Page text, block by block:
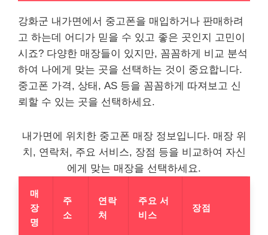
강화군 내가면에서 중고폰을 매입하거나 판매하려
고 하는데 어디가 믿을 수 있고 좋은 곳인지 고민이
시죠? 다양한 매장들이 있지만, 꼼꼼하게 비교 분석
하여 나에게 맞는 곳을 선택하는 것이 중요합니다.
중고폰 가격, 상태, AS 등을 꼼꼼하게 따져보고 신
뢰할 수 있는 곳을 선택하세요.
내가면에 위치한 중고폰 매장 정보입니다. 매장 위
치, 연락처, 주요 서비스, 장점 등을 비교하여 자신
에게 맞는 매장을 선택하세요.
매
장
명
주
소
연락
처
주요 서
비스
장점